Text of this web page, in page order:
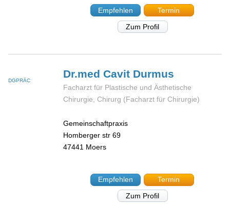
Empfehlen
Termin
Zum Profil
DGPRÄC
Dr.med Cavit Durmus
Facharzt für Plastische und Ästhetische
Chirurgie, Chirurg (Facharzt für Chirurgie)
Gemeinschaftpraxis
Homberger str 69
47441 Moers
Empfehlen
Termin
Zum Profil